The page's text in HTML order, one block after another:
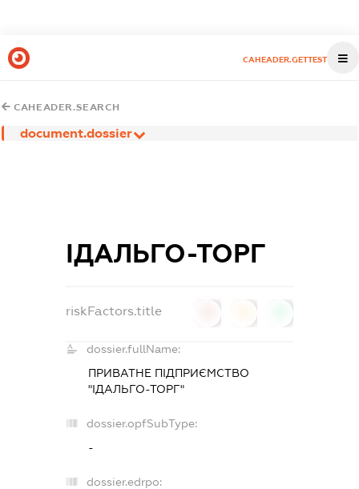
CAHEADER.GETTEST
CAHEADER.SEARCH
document.dossier
ІДАЛЬГО-ТОРГ
riskFactors.title
dossier.fullName:
ПРИВАТНЕ ПІДПРИЄМСТВО
"ІДАЛЬГО-ТОРГ"
dossier.opfSubType:
-
dossier.edrpo: